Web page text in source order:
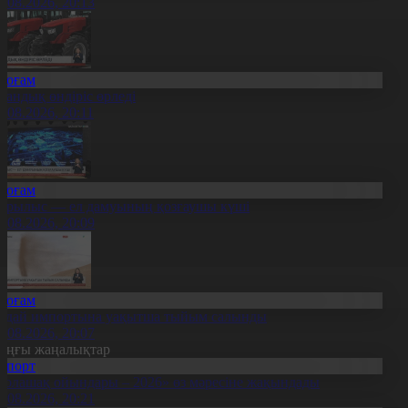
өндіріс өрледі
20:11
— ел дамуының қозғаушы күші
20:09
импортына уақытша тыйым салынды
20:07
жаңалықтар
ойындары – 2026» өз мәресіне жақындады
20:21